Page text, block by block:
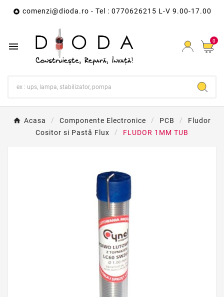
 comenzi@dioda.ro - Tel : 0770626215 L-V 9.00-17.00
 0
Acasa Componente Electronice PCB
Fludor
Cositor si Pastă Flux
FLUDOR 1MM TUB